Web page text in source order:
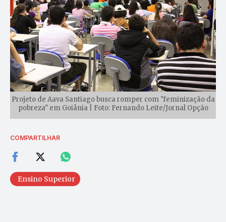
Projeto de Aava Santiago busca romper com "feminização da
pobreza" em Goiânia | Foto: Fernando Leite/Jornal Opção
COMPARTILHAR
Ensino Superior